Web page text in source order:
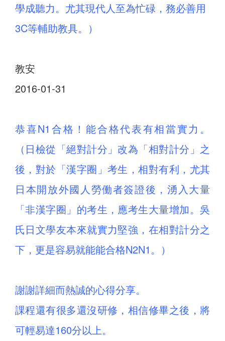
學成聽力。尤其現代人至為忙碌，務必善用
3C等輔助教具。）
教安
2016-01-31
恭喜N1合格！能合格代表有相當實力。
（日檢從「絕對計分」改為「相對計分」之
後，對於「漢字圈」考生，相對有利，尤其
日本開放外國人勞働者簽證後，湧入大量
「非漢字圈」的考生，應考生大量增加。吳
氏日文學友本來就實力堅強，在相對計分之
下，更是容易就能能合格N2N1。）
謝謝詳細而熱誠的心得分享。
課程還有很多還沒研修，相信修畢之後，將
可輕易達160分以上。